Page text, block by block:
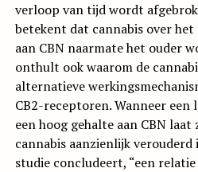
verloop van tijd wordt
betekent dat cannabis over
aan CBN naarmate het ouder
onthult ook waarom de
alternatieve
CB2-receptoren. Wanneer
een hoog gehalte aan CBN
cannabis aanzienlijk verouderd
studie concludeert, “een